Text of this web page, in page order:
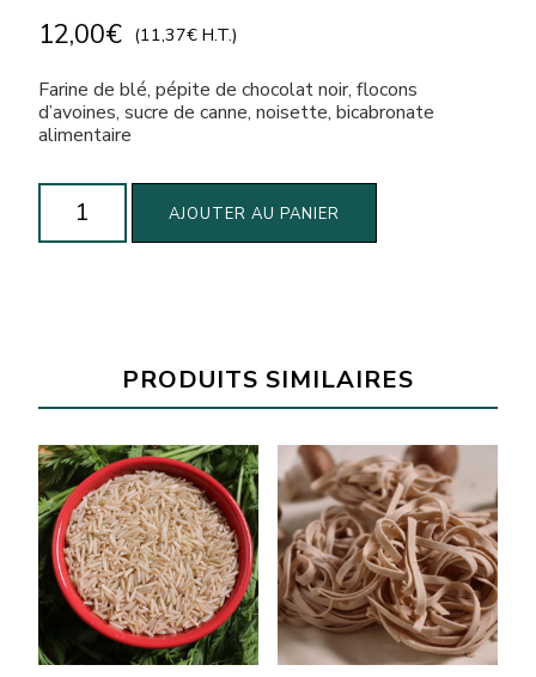
12,00€ (11,37€ H.T.)
Farine de blé, pépite de chocolat noir, flocons
d’avoines, sucre de canne, noisette, bicabronate
alimentaire
quantité
AJOUTER AU PANIER
PRODUITS SIMILAIRES